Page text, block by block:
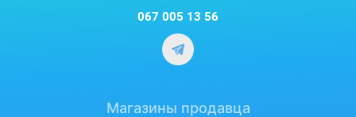
067 005 13 56
Магазины продавца